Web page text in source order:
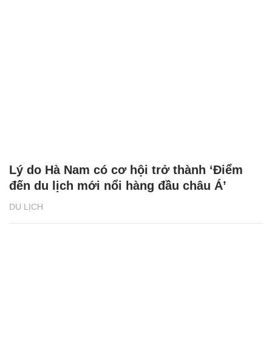
DU LỊCH
Lý do Hà Nam có cơ hội trở thành ‘Điểm
đến du lịch mới nổi hàng đầu châu Á’